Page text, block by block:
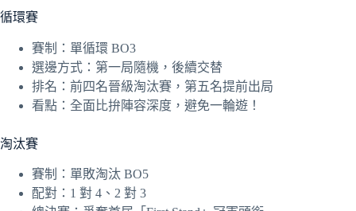
循環賽
賽制：單循環 BO3
選邊方式：第一局隨機，後續交替
排名：前四名晉級淘汰賽，第五名提前出局
看點：全面比拚陣容深度，避免一輪遊！
淘汰賽
賽制：單敗淘汰 BO5
配對：1 對 4、2 對 3